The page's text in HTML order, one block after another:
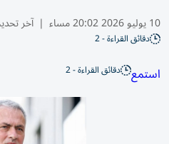
10 يوليو 2026 20:02 مساء | آخر
دقائق القراءة - 2
استمع دقائق القراءة - 2